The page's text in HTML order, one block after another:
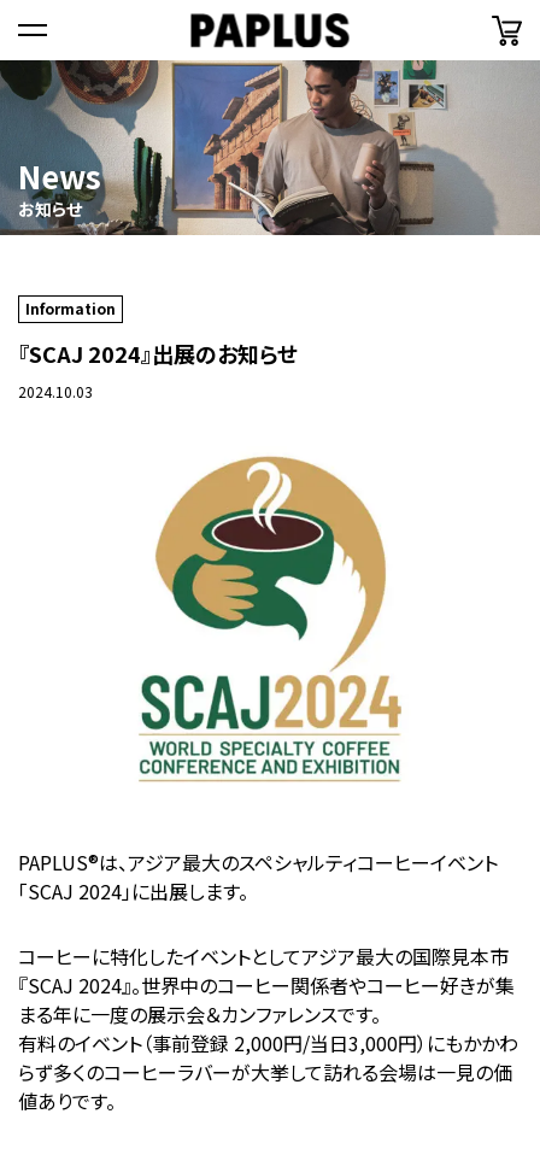
News
お知らせ
Information
『SCAJ 2024』出展のお知らせ
2024.10.03
PAPLUS®は、アジア最大のスペシャルティコーヒーイベント
「SCAJ 2024」に出展します。
コーヒーに特化したイベントとしてアジア最大の国際見本市
『SCAJ 2024』。世界中のコーヒー関係者やコーヒー好きが集
まる年に一度の展示会＆カンファレンスです。
有料のイベント（事前登録 2,000円/当日3,000円）にもかかわ
らず多くのコーヒーラバーが大挙して訪れる会場は一見の価
値ありです。